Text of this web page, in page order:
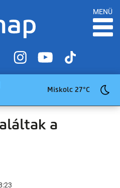
MENÜ
Miskolc 27°C
a